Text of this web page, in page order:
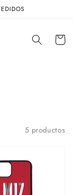
Carrito
5 productos